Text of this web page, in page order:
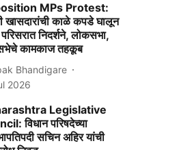
MPs Protest:
खासदारांची काळे कपडे घालून
निदर्शने, लोकसभा,
कामकाज तहकूब
Bhandigare
2026
Legislative
विधान परिषदेच्या
सचिन अहिर यांची